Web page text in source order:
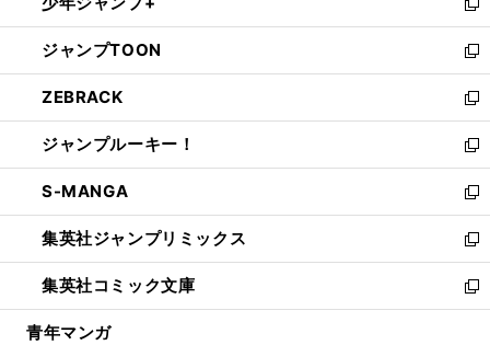
開
く
ド
ウ
で
開
く
ィ
ン
ド
ウ
で
開
く
い
ウ
ィ
ン
ド
ウ
で
開
く
新
し
い
ウ
ィ
ン
ド
ウ
で
開
く
ジャンプTOON
新
し
い
ウ
ィ
ン
ド
ウ
で
開
く
ZEBRACK
新
し
い
ウ
ィ
ン
ド
ウ
で
開
ジャンプルーキー！
新
し
い
ウ
ィ
ン
ド
ウ
S-MANGA
新
し
い
ウ
ィ
ン
集英社ジャンプリミックス
新
し
い
ウ
集英社コミック文庫
新
し
青年マンガ